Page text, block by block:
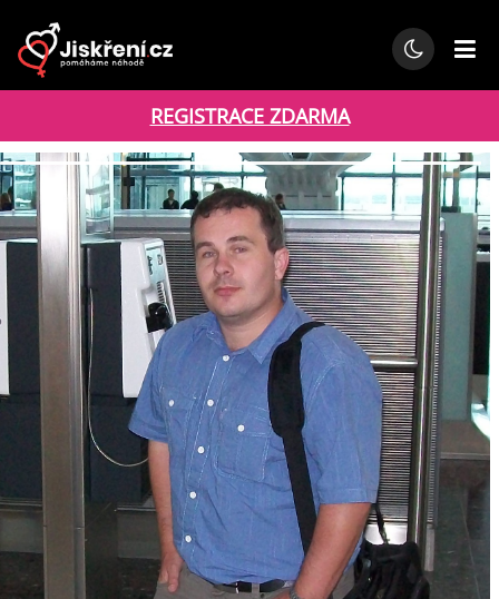
REGISTRACE ZDARMA